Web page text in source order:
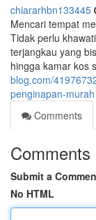
chiararhbn133445
Mencari tempat
Tidak perlu
terjangkau yang
hingga kamar kos
blog.com/
penginapan-murah
Comments
Comments
Submit a
No HTML